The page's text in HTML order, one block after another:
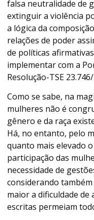
falsa neutralidade de
extinguir a violência
a lógica da
relações de poder
de políticas
implementar com a
Resolução-TSE
Como se sabe, na
mulheres não é
gênero e da raça
Há, no entanto, pelo
quanto mais elevado
participação das
necessidade de
considerando
maior a dificuldade de
escritas permeiam